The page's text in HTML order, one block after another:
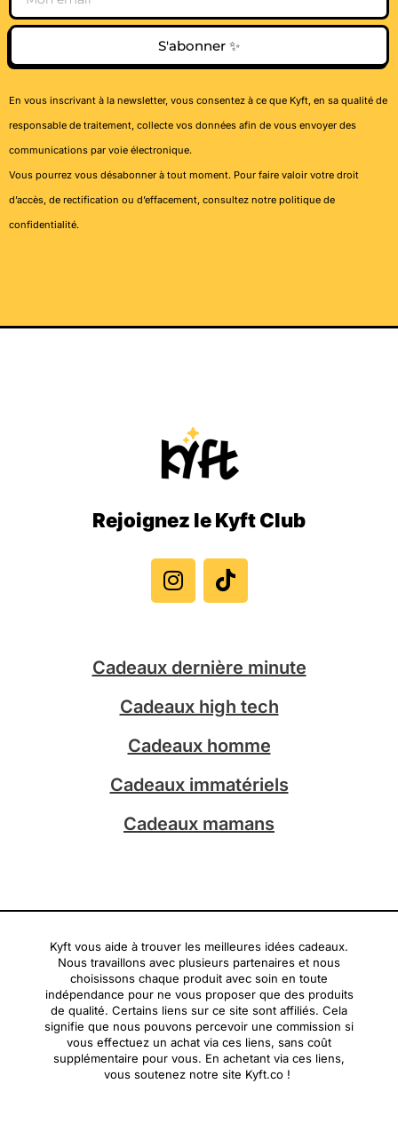
S'abonner ✨
En vous inscrivant à la newsletter, vous consentez à ce que Kyft, en sa qualité de
responsable de traitement, collecte vos données afin de vous envoyer des
communications par voie électronique.
Vous pourrez vous désabonner à tout moment. Pour faire valoir votre droit
d’accès, de rectification ou d’effacement, consultez notre politique de
confidentialité.
Rejoignez le Kyft Club
n
s
t
r
a
m
i
k
t
Cadeaux dernière minute
Cadeaux high tech
Cadeaux homme
Cadeaux immatériels
Cadeaux mamans
Kyft vous aide à trouver les meilleures idées cadeaux.
Nous travaillons avec plusieurs partenaires et nous
choisissons chaque produit avec soin en toute
indépendance pour ne vous proposer que des produits
de qualité. Certains liens sur ce site sont affiliés. Cela
signifie que nous pouvons percevoir une commission si
vous effectuez un achat via ces liens, sans coût
supplémentaire pour vous. En achetant via ces liens,
vous soutenez notre site Kyft.co !